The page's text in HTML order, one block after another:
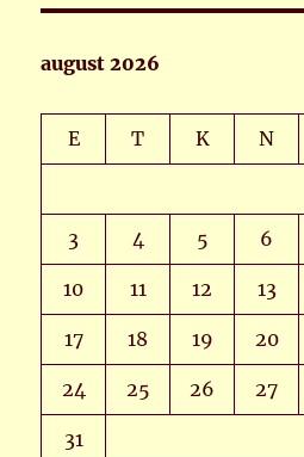
august 2026
E T K N
3 4 5 6
10 11 12 13
17 18 19 20
24 25 26 27
31